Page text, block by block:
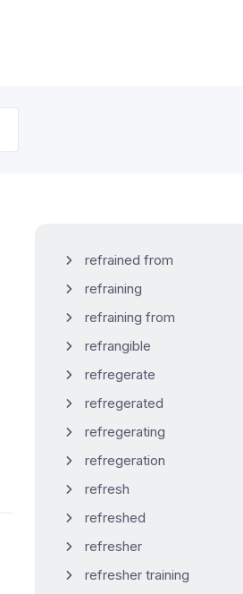
refrained from
refraining
refraining from
refrangible
refregerate
refregerated
refregerating
refregeration
refresh
refreshed
refresher
refresher training